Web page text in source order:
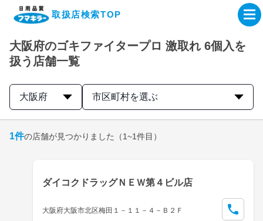
取扱店検索TOP
企業・IR情報サイト
製品情報サイト
取扱店検索はこちら
大阪府のゴキファイタープロ 激取れ 6個入を
扱う店舗一覧
大阪府 市区町村を選ぶ
1件の店舗が見つかりました （1~1件目）
ダイコクドラッグＮＥＷ第４ビル店
大阪府大阪市北区梅田１－１１－４－Ｂ２Ｆ